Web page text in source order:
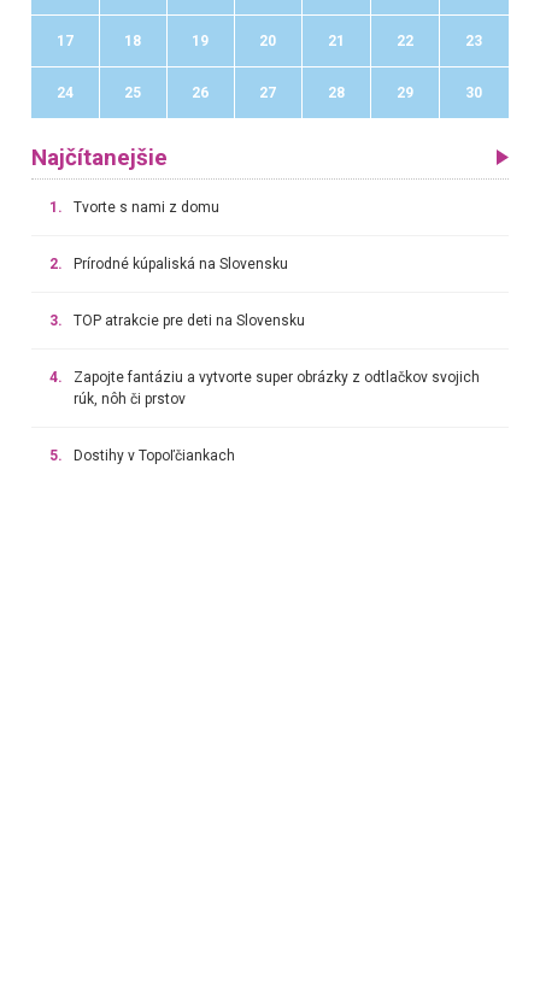
17 18 19 20 21 22 23
24 25 26 27 28 29 30
Najčítanejšie
1. Tvorte s nami z domu
2. Prírodné kúpaliská na Slovensku
3. TOP atrakcie pre deti na Slovensku
4.
Zapojte fantáziu a vytvorte super obrázky z odtlačkov svojich
rúk, nôh či prstov
5. Dostihy v Topoľčiankach